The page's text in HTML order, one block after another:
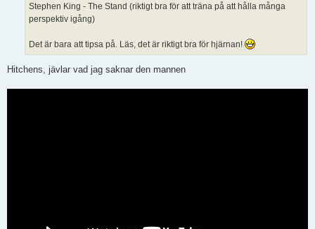
Stephen King - The Stand (riktigt bra för att träna på att hålla många
perspektiv igång)
Det är bara att tipsa på. Läs, det är riktigt bra för hjärnan!
Hitchens, jävlar vad jag saknar den mannen